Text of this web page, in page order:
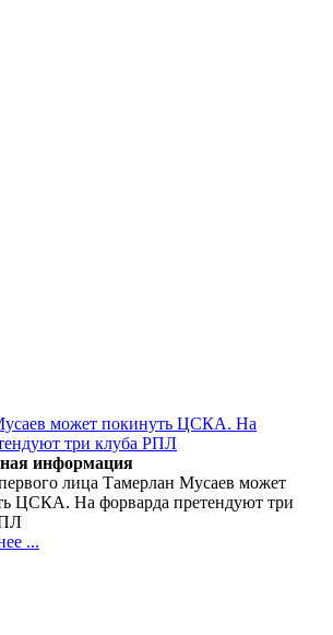
информация
лица Тамерлан Мусаев может
ЦСКА. На форварда претендуют три
...